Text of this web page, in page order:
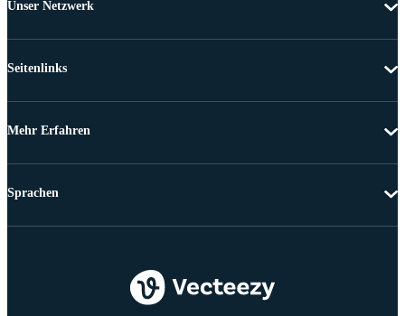
Unser Netzwerk
Seitenlinks
Mehr Erfahren
Sprachen